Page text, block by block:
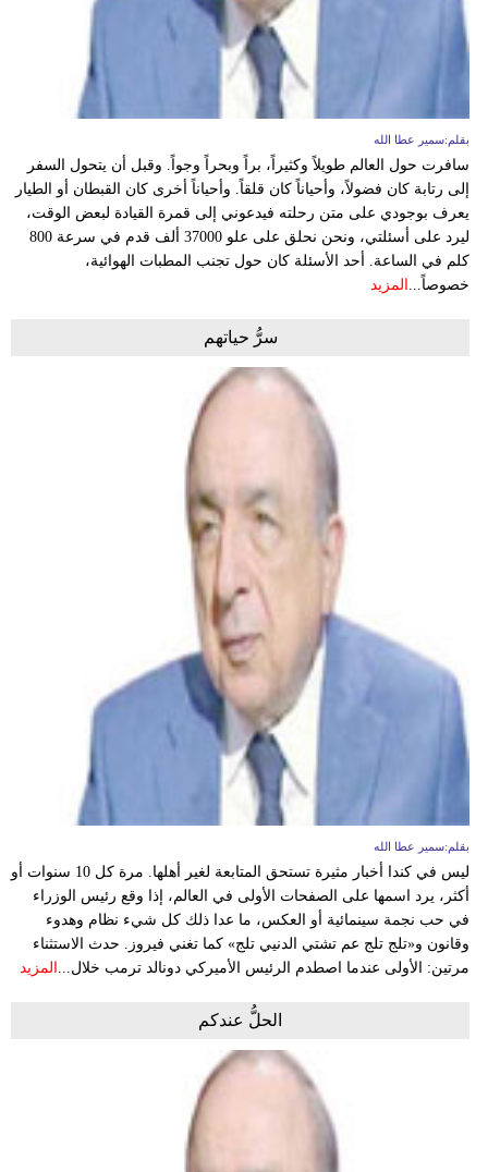
بقلم:سمير عطا الله
سافرت حول العالم طويلاً وكثيراً، براً وبحراً وجواً. وقبل أن يتحول السفر
إلى رتابة كان فضولاً، وأحياناً كان قلقاً. وأحياناً أخرى كان القبطان أو الطيار
يعرف بوجودي على متن رحلته فيدعوني إلى قمرة القيادة لبعض الوقت،
ليرد على أسئلتي، ونحن نحلق على علو 37000 ألف قدم في سرعة 800
كلم في الساعة. أحد الأسئلة كان حول تجنب المطبات الهوائية،
خصوصاً... المزيد
سرُّ حياتهم
بقلم:سمير عطا الله
ليس في كندا أخبار مثيرة تستحق المتابعة لغير أهلها. مرة كل 10 سنوات أو
أكثر، يرد اسمها على الصفحات الأولى في العالم، إذا وقع رئيس الوزراء
في حب نجمة سينمائية أو العكس، ما عدا ذلك كل شيء نظام وهدوء
وقانون و«تلج تلج عم تشتي الدنيي تلج» كما تغني فيروز. حدث الاستثناء
مرتين: الأولى عندما اصطدم الرئيس الأميركي دونالد ترمب خلال... المزيد
الحلُّ عندكم